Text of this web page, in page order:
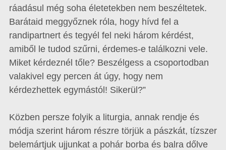
ráadásul még soha életetekben nem beszéltetek.
Barátaid meggyőznek róla, hogy hívd fel a
randipartnert és tegyél fel neki három kérdést,
amiből le tudod szűrni, érdemes-e találkozni vele.
Miket kérdeznél tőle? Beszélgess a csoportodban
valakivel egy percen át úgy, hogy nem
kérdezhettek egymástól! Sikerül?”
Közben persze folyik a liturgia, annak rendje és
módja szerint három részre törjük a pászkát, tízszer
belemártjuk ujjunkat a pohár borba és balra dőlve